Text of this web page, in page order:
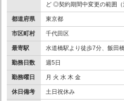
ど ◎契約期間中変更の範囲
都道府県 東京都
市区町村 千代田区
最寄駅 水道橋駅より徒歩7分、飯田
勤務日数 週5日
勤務曜日 月 火 水 木 金
休日備考 土日祝休み